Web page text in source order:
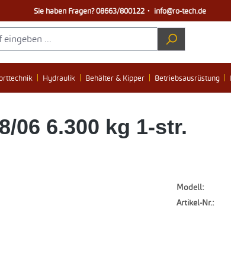
Sie haben Fragen?08663/800122・ info@ro-tech.de
Hydraulik Behälter & Kipper Betriebsausrüstung
06 6.300 kg 1-str.
Modell:
Artikel-Nr.: